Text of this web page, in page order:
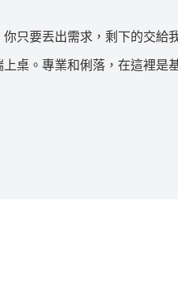
只要丟出需求，剩下的交給
桌。專業和俐落，在這裡是